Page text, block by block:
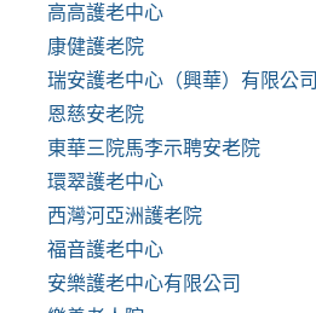
高高護老中心
康健護老院
瑞安護老中心（興華）有限公司
恩慈安老院
東華三院馬李示聘安老院
環翠護老中心
西灣河亞洲護老院
福音護老中心
安樂護老中心有限公司